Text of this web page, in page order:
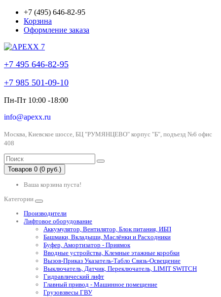
+7 (495) 646-82-95
Корзина
Оформление заказа
+7 495 646-82-95
+7 985 501-09-10
Пн-Пт 10:00 -18:00
info@apexx.ru
Москва, Киевское шоссе, БЦ "РУМЯНЦЕВО" корпус "Б", подъезд №6 офис
408
Товаров 0 (0 руб.)
Ваша корзина пуста!
Категории
Производители
Лифтовое оборудование
Аккумулятор, Вентилятор, Блок питания, ИБП
Башмаки, Вкладыши, Маслёнки и Расходники
Буфер, Амортизатор - Приямок
Вводные устройства, Клемные этажные коробки
Вызов-Приказ Указатель-Табло Связь-Освещение
Выключатель, Датчик, Переключатель, LIMIT SWITCH
Гидравлический лифт
Главный привод - Машинное помещение
Грузовзвесы ГВУ